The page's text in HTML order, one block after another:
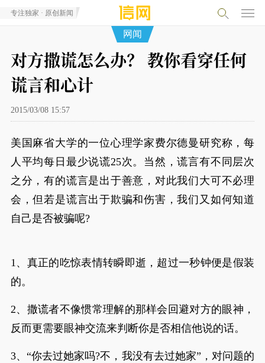
专注独家 · 原创新闻
网闻
对方撒谎怎么办？ 教你看穿任何
谎言和心计
2015/03/08 15:57
美国麻省大学的一位心理学家费尔德曼研究称，每
人平均每日最少说谎25次。当然，谎言有不同层次
之分，有的谎言是出于善意，对此我们大可不必理
会，但若是谎言出于欺骗和伤害，我们又如何知道
自己是否被骗呢?
1、真正的吃惊表情转瞬即逝，超过一秒钟便是假装
的。
2、撒谎者不像惯常理解的那样会回避对方的眼神，
反而更需要眼神交流来判断你是否相信他说的话。
3、“你去过她家吗?不，我没有去过她家”，对问题的